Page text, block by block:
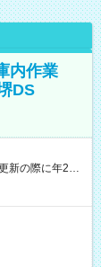
内作業
DS
新の際に年2回
増賃金 (22:00～
採用時と同じ